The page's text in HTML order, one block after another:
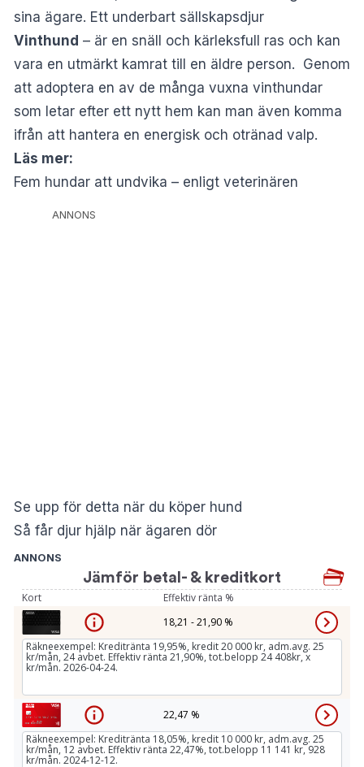
sina ägare. Ett underbart sällskapsdjur
Vinthund – är en snäll och kärleksfull ras och kan
vara en utmärkt kamrat till en äldre person. Genom
att adoptera en av de många vuxna vinthundar
som letar efter ett nytt hem kan man även komma
ifrån att hantera en energisk och otränad valp.
Läs mer:
Fem hundar att undvika – enligt veterinären
ANNONS
Se upp för detta när du köper hund
Så får djur hjälp när ägaren dör
ANNONS